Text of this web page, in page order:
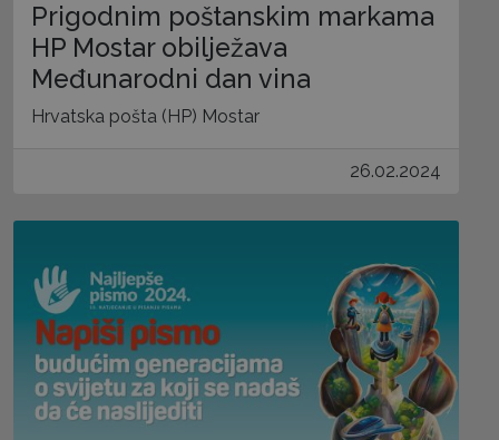
Prigodnim poštanskim markama
HP Mostar obilježava
Međunarodni dan vina
Hrvatska pošta (HP) Mostar
26.02.2024